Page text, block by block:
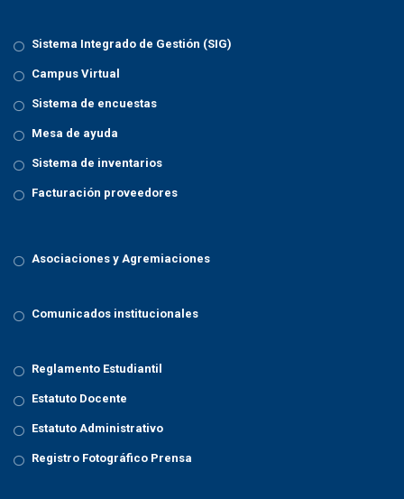
Sistema Integrado de Gestión (SIG)
Campus Virtual
Sistema de encuestas
Mesa de ayuda
Sistema de inventarios
Facturación proveedores
Asociaciones y Agremiaciones
Comunicados institucionales
Reglamento Estudiantil
Estatuto Docente
Estatuto Administrativo
Registro Fotográfico Prensa